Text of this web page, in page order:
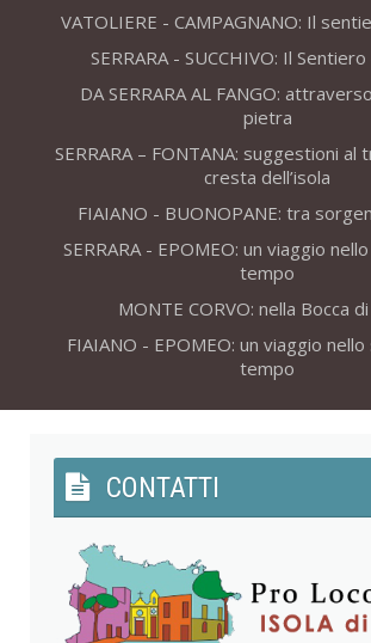
VATOLIERE - CAMPAGNANO: Il
SERRARA - SUCCHIVO: Il
DA SERRARA AL FANGO:
pietra
SERRARA – FONTANA: suggestioni al
cresta dell’isola
FIAIANO - BUONOPANE: tra
SERRARA - EPOMEO: un viaggio
tempo
MONTE CORVO: nella Bocca
FIAIANO - EPOMEO: un viaggio
tempo
CONTATTI